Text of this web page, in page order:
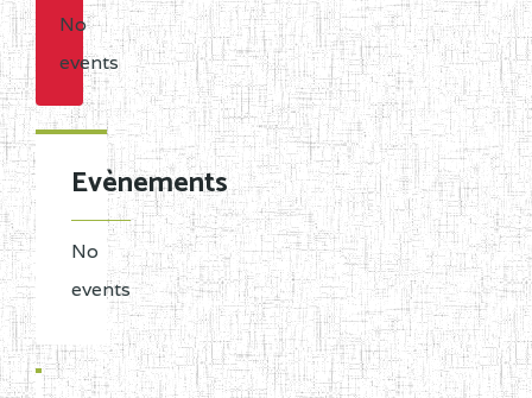
No
events
Evènements
No
events